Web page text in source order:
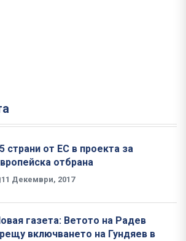
страни от ЕС в проекта за
отбрана
11 Декември, 2017
газета: Ветото на Радев
включването на Гундяев в